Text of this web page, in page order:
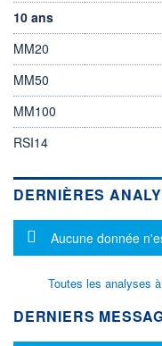
10 ans
MM20
MM50
MM100
RSI14
DERNIÈRES
Message
Aucune donnée
Toutes les analyses
DERNIERS